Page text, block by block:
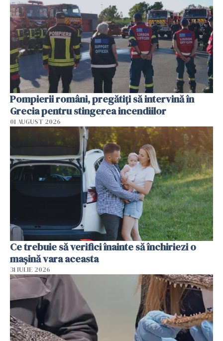
Pompierii români, pregătiţi să intervină în
Grecia pentru stingerea incendiilor
01 AUGUST 2026
Ce trebuie să verifici înainte să închiriezi o
mașină vara aceasta
31 IULIE 2026